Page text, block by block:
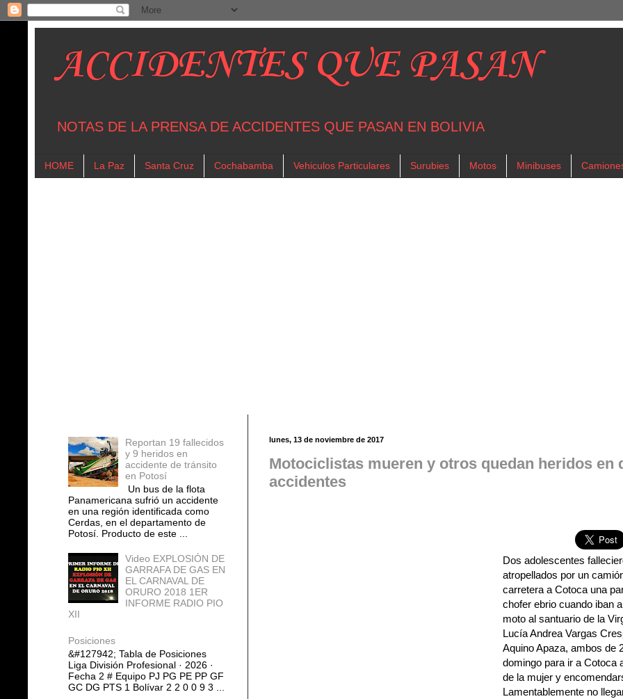
ACCIDENTES QUE PASAN
NOTAS DE LA PRENSA DE ACCIDENTES QUE PASAN EN BOLIVIA
HOME La Paz Santa Cruz Cochabamba Vehiculos Particulares Surubies Motos Minibuses
lunes, 13 de noviembre de 2017
Motociclistas mueren y otros quedan heridos en
accidentes
Dos adolescentes
atropellados por un
carretera a Cotoca una
chofer ebrio cuando iban
moto al santuario de la
Lucía Andrea Vargas
Aquino Apaza, ambos de
domingo para ir a Cotoca
de la mujer y
Lamentablemente no
Reportan 19 fallecidos
y 9 heridos en
accidente de tránsito
en Potosí
Un bus de la flota
Panamericana sufrió un accidente
en una región identificada como
Cerdas, en el departamento de
Potosí. Producto de este ...
Video EXPLOSIÓN DE
GARRAFA DE GAS EN
EL CARNAVAL DE
ORURO 2018 1ER
INFORME RADIO PIO
XII
Posiciones
&#127942; Tabla de Posiciones
Liga División Profesional · 2026 ·
Fecha 2 # Equipo PJ PG PE PP GF
GC DG PTS 1 Bolívar 2 2 0 0 9 3 ...